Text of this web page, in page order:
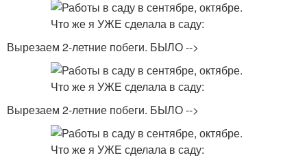
Вырезаем 2-летние побеги. БЫЛО -->
Вырезаем 2-летние побеги. БЫЛО -->